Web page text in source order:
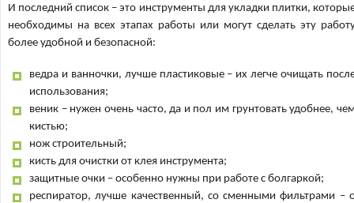
И последний список – это инструменты для укладки плитки,
необходимы на всех этапах работы или могут сделать эту
более удобной и безопасной:
ведра и ванночки, лучше пластиковые – их легче очищать
использования;
веник – нужен очень часто, да и пол им грунтовать удобнее,
кистью;
нож строительный;
кисть для очистки от клея инструмента;
защитные очки – особенно нужны при работе с болгаркой;
респиратор, лучше качественный, со сменными фильтрами –